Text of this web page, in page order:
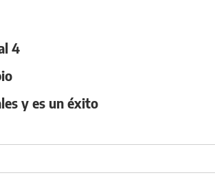
4
y es un éxito